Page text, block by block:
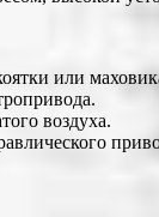
или
воздуха.